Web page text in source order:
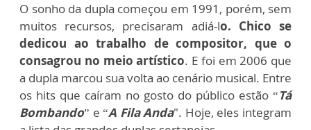
O sonho da dupla começou em 1991, porém, sem
muitos recursos, precisaram adiá-lo. Chico se
dedicou ao trabalho de compositor, que o
consagrou no meio artístico. E foi em 2006 que
a dupla marcou sua volta ao cenário musical. Entre
os hits que caíram no gosto do público estão “Tá
Bombando” e “A Fila Anda". Hoje, eles integram